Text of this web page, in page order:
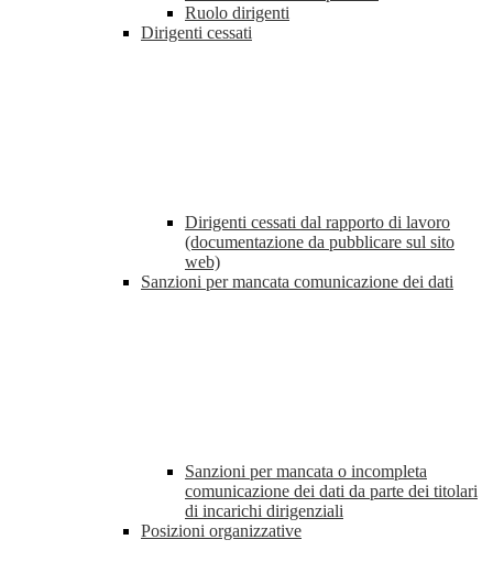
Ruolo dirigenti
Dirigenti cessati
Dirigenti cessati dal rapporto di lavoro
(documentazione da pubblicare sul sito
web)
Sanzioni per mancata comunicazione dei dati
Sanzioni per mancata o incompleta
comunicazione dei dati da parte dei titolari
di incarichi dirigenziali
Posizioni organizzative